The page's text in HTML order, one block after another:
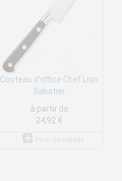
Couteau d'office Chef Lion
Sabatier
à partir de
24,92 €